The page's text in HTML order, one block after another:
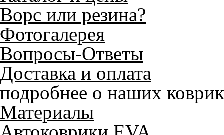
Ворс или резина?
Фотогалерея
Вопросы-Ответы
Доставка и оплата
подробнее о наших
Материалы